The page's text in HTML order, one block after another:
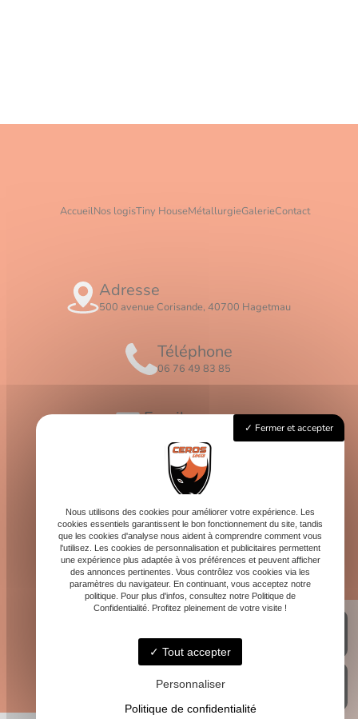
AccueilNos logisTiny HouseMétallurgieGalerieContact
Adresse
500 avenue Corisande, 40700 Hagetmau
Téléphone
06 76 49 83 85
Email
contact@logis-ceros.fr
Horaires
Lundi - Vendredi : 8h - 16h
Fermer et accepter
Nous utilisons des cookies pour améliorer votre expérience. Les
cookies essentiels garantissent le bon fonctionnement du site, tandis
que les cookies d'analyse nous aident à comprendre comment vous
l'utilisez. Les cookies de personnalisation et publicitaires permettent
une expérience plus adaptée à vos préférences et peuvent afficher
des annonces pertinentes. Vous contrôlez vos cookies via les
paramètres du navigateur. En continuant, vous acceptez notre
politique. Pour plus d'infos, consultez notre Politique de
Confidentialité. Profitez pleinement de votre visite !
Tout accepter
Personnaliser
Politique de confidentialité